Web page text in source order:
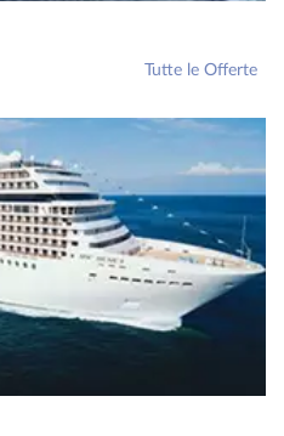
Tutte le Offerte